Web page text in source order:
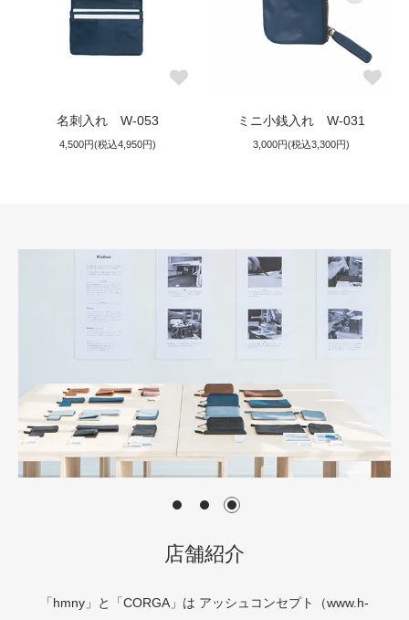
名刺入れ W-053
4,500円(税込4,950円)
ミニ小銭入れ W-031
3,000円(税込3,300円)
店舗紹介
「hmny」と「CORGA」は アッシュコンセプト（www.h-